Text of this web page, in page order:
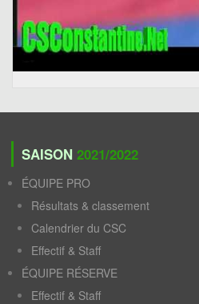
SAISON 2021/2022
ÉQUIPE PRO
Résultats & classement
Calendrier du CSC
Effectif & Staff
ÉQUIPE RÉSERVE
Effectif & Staff